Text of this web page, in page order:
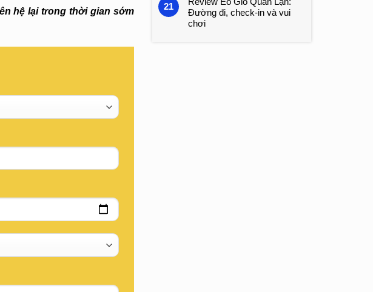
hệ lại trong thời gian sớm
21
Đường đi, check-in và vui
chơi